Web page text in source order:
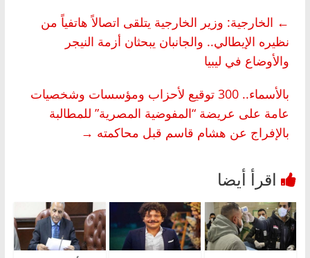
← الخارجية: وزير الخارجية يتلقى اتصالاً هاتفياً من
نظيره الإيطالي.. والجانبان يبحثان أزمة النيجر
والأوضاع في ليبيا
بالأسماء.. 300 توقيع لأحزاب ومؤسسات وشخصيات
عامة على عريضة “المفوضية المصرية” للمطالبة
بالإفراج عن هشام قاسم قبل محاكمته →